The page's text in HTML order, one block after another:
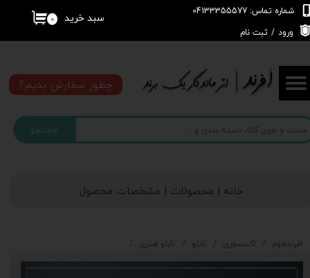
جستجو
شماره تماس: 04133355577
۰ سبد خرید
ورود / ثبت نام
حساب کاربری من
تغییر گذر واژه
سفارشات
خروج از حساب کاربری
چطور سفارش بدیم؟
خانه | محصولات | مشخصات محصول
افرندهوم اکسسوری تابلو تابلو هنری